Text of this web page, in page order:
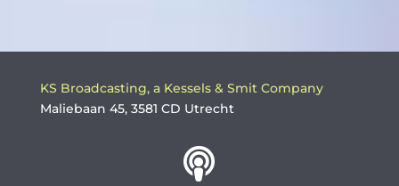
KS Broadcasting, a Kessels & Smit Company
Maliebaan 45, 3581 CD Utrecht
